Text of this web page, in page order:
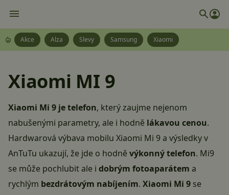
Akce Alza Slevy Samsung Xiaomi
Xiaomi MI 9
Xiaomi Mi 9 je telefon, který zaujme nejenom
nabušenými parametry, ale i hodně lákavou cenou.
Hardwarová výbava mobilu Xiaomi Mi 9 a výsledky v
AnTuTu ukazují, že jde o hodněvýkonný telefon. Mi9
se může pochlubit ale i dobrým fotoaparátem a
rychlým bezdrátovým nabíjením. Xiaomi Mi 9 se